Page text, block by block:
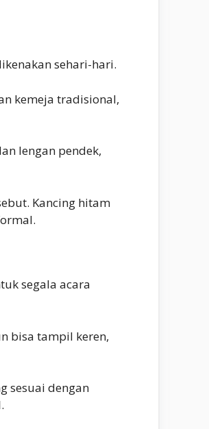
sehari-hari.
kemeja tradisional,
lengan pendek,
Kancing hitam
segala acara
bisa tampil keren,
sesuai dengan